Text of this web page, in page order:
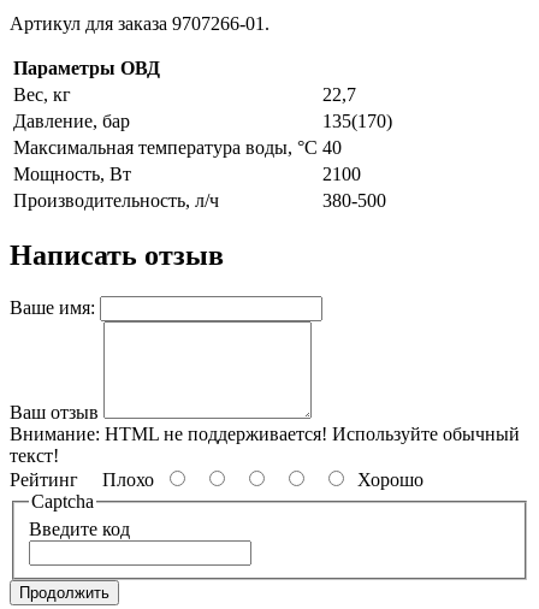
Артикул для заказа 9707266-01.
Параметры ОВД
Вес, кг
22,7
Давление, бар
135(170)
Максимальная температура воды, °C 40
Мощность, Вт
2100
Производительность, л/ч
380-500
Написать отзыв
Ваше имя:
Ваш отзыв
Внимание: HTML не поддерживается! Используйте обычный
текст!
Рейтинг Плохо
Хорошо
Captcha
Введите код
Продолжить